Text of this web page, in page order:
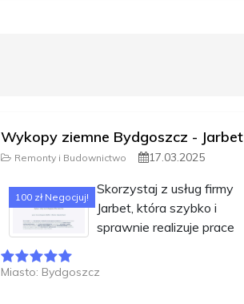
Wykopy ziemne Bydgoszcz - Jarbet
Remonty i Budownictwo 17.03.2025
100 zł Negocjuj!
Skorzystaj z usług firmy
Jarbet, która szybko i
sprawnie realizuje prace
Miasto: Bydgoszcz